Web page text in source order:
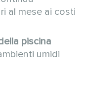
al mese ai costi
piscina
umidi